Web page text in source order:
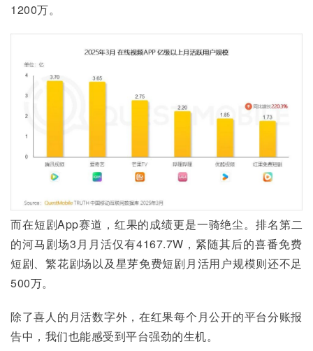
1200万。
而在短剧App赛道，红果的成绩更是一骑绝尘。排名第二
的河马剧场3月月活仅有4167.7W，紧随其后的喜番免费
短剧、繁花剧场以及星芽免费短剧月活用户规模则还不足
500万。
除了喜人的月活数字外，在红果每个月公开的平台分账报
告中，我们也能感受到平台强劲的生机。